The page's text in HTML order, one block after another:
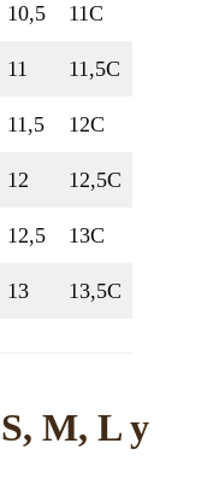
10,5 11C
11 11,5C
11,5 12C
12 12,5C
12,5 13C
13 13,5C
M, L y